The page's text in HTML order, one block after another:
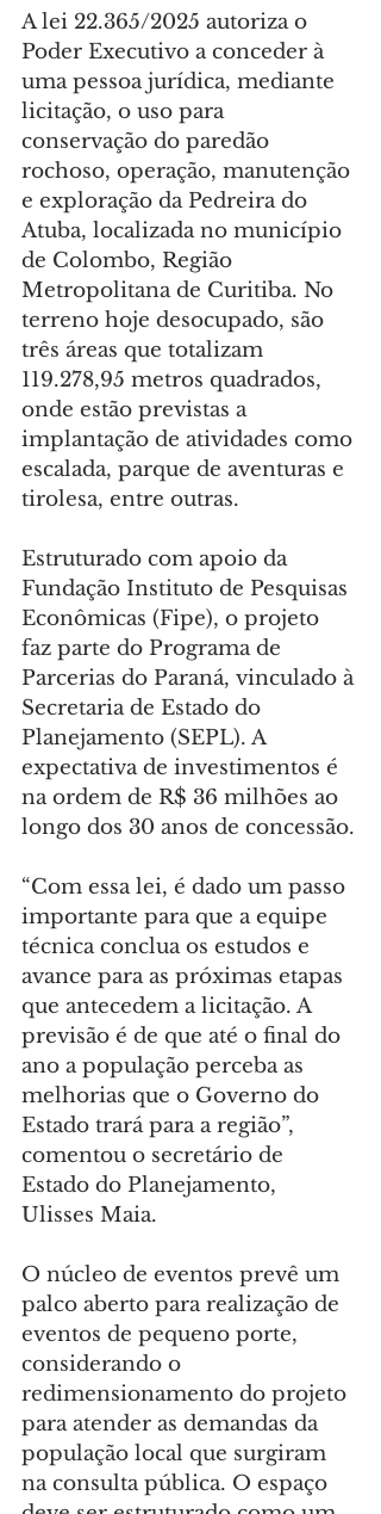
A lei 22.365/2025 autoriza o
Poder Executivo a conceder à
uma pessoa jurídica, mediante
licitação, o uso para
conservação do paredão
rochoso, operação, manutenção
e exploração da Pedreira do
Atuba, localizada no município
de Colombo, Região
Metropolitana de Curitiba. No
terreno hoje desocupado, são
três áreas que totalizam
119.278,95 metros quadrados,
onde estão previstas a
implantação de atividades como
escalada, parque de aventuras e
tirolesa, entre outras.
Estruturado com apoio da
Fundação Instituto de Pesquisas
Econômicas (Fipe), o projeto
faz parte do Programa de
Parcerias do Paraná, vinculado à
Secretaria de Estado do
Planejamento (SEPL). A
expectativa de investimentos é
na ordem de R$ 36 milhões ao
longo dos 30 anos de concessão.
“Com essa lei, é dado um passo
importante para que a equipe
técnica conclua os estudos e
avance para as próximas etapas
que antecedem a licitação. A
previsão é de que até o final do
ano a população perceba as
melhorias que o Governo do
Estado trará para a região”,
comentou o secretário de
Estado do Planejamento,
Ulisses Maia.
O núcleo de eventos prevê um
palco aberto para realização de
eventos de pequeno porte,
considerando o
redimensionamento do projeto
para atender as demandas da
população local que surgiram
na consulta pública. O espaço